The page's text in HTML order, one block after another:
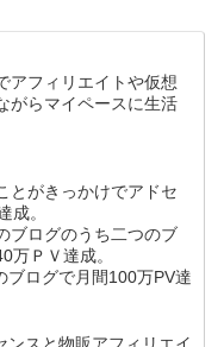
アフィリエイトや仮想
がらマイペースに生活
とがきっかけでアドセ
成。
ブログのうち二つのブ
万ＰＶ達成。
ログで月間100万PV達